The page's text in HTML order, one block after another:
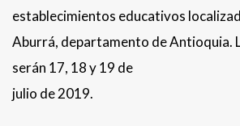
establecimientos educativos
Aburrá, departamento de Antioquia.
serán 17, 18 y 19 de
julio de 2019.